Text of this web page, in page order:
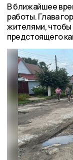
В ближайшее
работы. Глава
жителями,
предстоящего